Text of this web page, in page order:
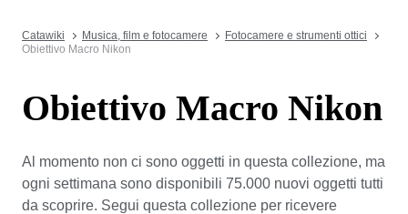
Catawiki Musica, film e fotocamere
Fotocamere e strumenti ottici
Obiettivo Macro Nikon
Obiettivo Macro Nikon
Al momento non ci sono oggetti in questa collezione, ma
ogni settimana sono disponibili 75.000 nuovi oggetti tutti
da scoprire. Segui questa collezione per ricevere